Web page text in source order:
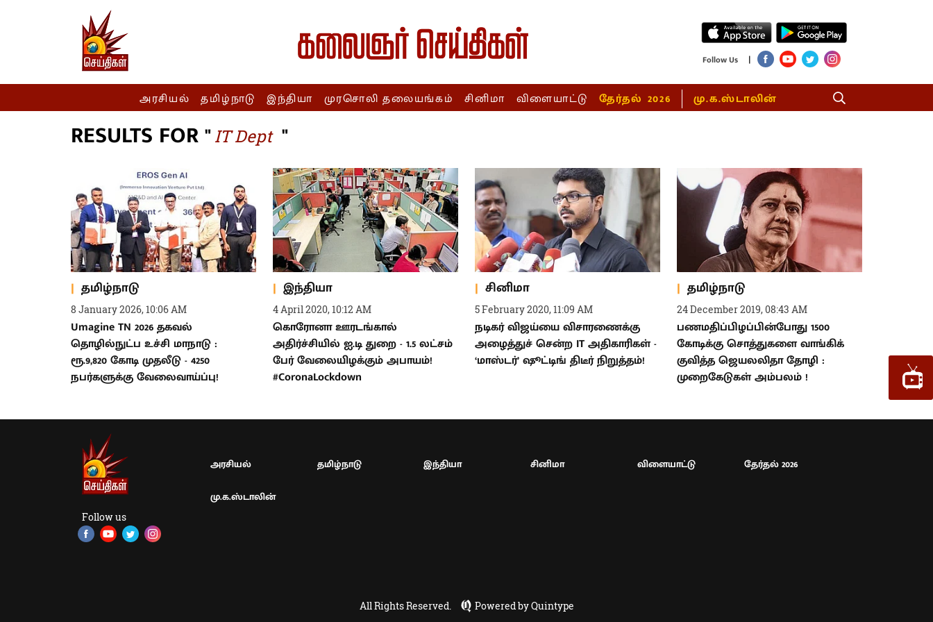
Follow Us |
அரசியல் தமிழ்நாடு இந்தியா முரசொலி தலையங்கம் சினிமா விளையாட்டு தேர்தல் 2026 மு.க.ஸ்டாலின்
RESULTS FOR "IT Dept "
தமிழ்நாடு
8 January 2026, 10:06 AM
Umagine TN 2026 தகவல்
தொழில்நுட்ப உச்சி மாநாடு :
ரூ.9,820 கோடி முதலீடு - 4250
நபர்களுக்கு வேலைவாய்ப்பு!
இந்தியா
4 April 2020, 10:12 AM
கொரோனா ஊரடங்கால்
அதிர்ச்சியில் ஐ.டி துறை - 1.5 லட்சம்
பேர் வேலையிழக்கும் அபாயம்!
#CoronaLockdown
சினிமா
5 February 2020, 11:09 AM
நடிகர் விஜய்யை விசாரணைக்கு
அழைத்துச் சென்ற IT அதிகாரிகள் -
‘மாஸ்டர்’ ஷூட்டிங் திடீர் நிறுத்தம்!
தமிழ்நாடு
24 December 2019, 08:43 AM
பணமதிப்பிழப்பின்போது 1500
கோடிக்கு சொத்துகளை வாங்கிக்
குவித்த ஜெயலலிதா தோழி :
முறைகேடுகள் அம்பலம் !
Follow us
அரசியல் தமிழ்நாடு இந்தியா சினிமா விளையாட்டு தேர்தல் 2026
மு.க.ஸ்டாலின்
All Rights Reserved. Powered by Quintype